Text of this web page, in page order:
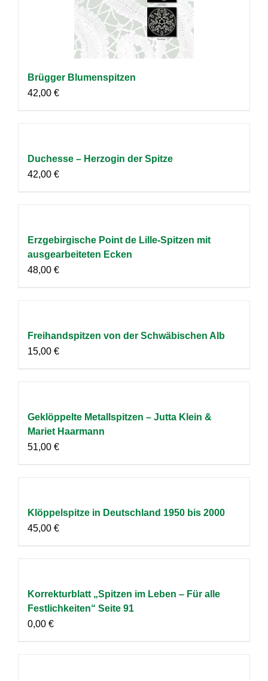
Brügger Blumenspitzen
42,00 €
Duchesse – Herzogin der Spitze
42,00 €
Erzgebirgische Point de Lille-Spitzen mit
ausgearbeiteten Ecken
48,00 €
Freihandspitzen von der Schwäbischen Alb
15,00 €
Geklöppelte Metallspitzen – Jutta Klein &
Mariet Haarmann
51,00 €
Klöppelspitze in Deutschland 1950 bis 2000
45,00 €
Korrekturblatt „Spitzen im Leben – Für alle
Festlichkeiten“ Seite 91
0,00 €